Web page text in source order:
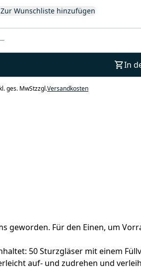
Zur Wunschliste hinzufügen
In
ges. MwStzzgl.Versandkosten
Für den Einen, um
50 Sturzgläser mit einem
auf- und zudrehen und